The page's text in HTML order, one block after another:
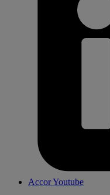
Accor Youtube